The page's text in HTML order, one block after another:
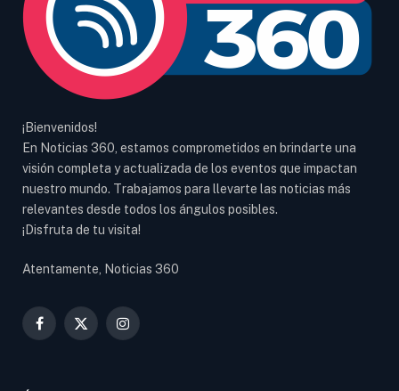
¡Bienvenidos!
En Noticias 360, estamos comprometidos en brindarte una
visión completa y actualizada de los eventos que impactan
nuestro mundo. Trabajamos para llevarte las noticias más
relevantes desde todos los ángulos posibles.
¡Disfruta de tu visita!
Atentamente, Noticias 360
Facebook
X
Instagram